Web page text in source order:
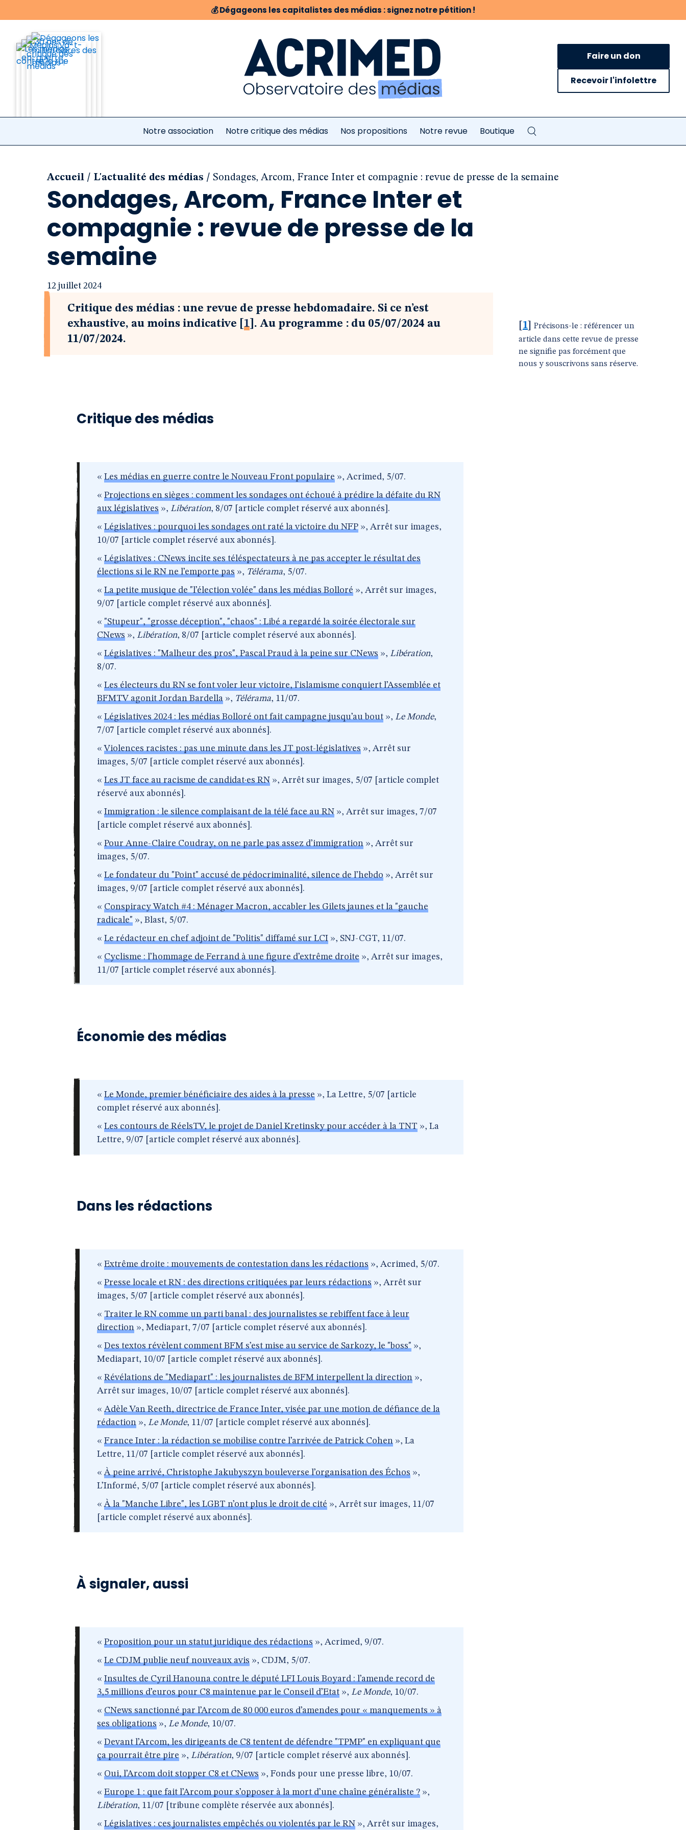
💰Dégageons les capitalistes des médias : signez notre pétition !
Faire un don
Recevoir l'infolettre
Notre association Notre critique des médias Nos propositions Notre revue Boutique
Accueil / L'actualité des médias / Sondages, Arcom, France Inter et compagnie : revue de presse de la semaine
Sondages, Arcom, France Inter et
compagnie : revue de presse de la
semaine
12 juillet 2024
Critique des médias : une revue de presse hebdomadaire. Si ce n’est
exhaustive, au moins indicative
1 . Au programme : du 05/07/2024 au
11/07/2024.
Critique des médias
« Les médias en guerre contre le Nouveau Front populaire », Acrimed, 5/07.
« Projections en sièges : comment les sondages ont échoué à prédire la défaite du RN
aux législatives », Libération, 8/07 [article complet réservé aux abonnés].
« Législatives : pourquoi les sondages ont raté la victoire du NFP », Arrêt sur images,
10/07 [article complet réservé aux abonnés].
« Législatives : CNews incite ses téléspectateurs à ne pas accepter le résultat des
élections si le RN ne l’emporte pas », Télérama, 5/07.
« La petite musique de "l’élection volée" dans les médias Bolloré », Arrêt sur images,
9/07 [article complet réservé aux abonnés].
« "Stupeur", "grosse déception", "chaos" : Libé a regardé la soirée électorale sur
CNews », Libération, 8/07 [article complet réservé aux abonnés].
« Législatives : "Malheur des pros", Pascal Praud à la peine sur CNews », Libération,
8/07.
« Les électeurs du RN se font voler leur victoire, l’islamisme conquiert l’Assemblée et
BFMTV agonit Jordan Bardella », Télérama, 11/07.
« Législatives 2024 : les médias Bolloré ont fait campagne jusqu’au bout », Le Monde,
7/07 [article complet réservé aux abonnés].
«Violences racistes : pas une minute dans les JT post-législatives », Arrêt sur
images, 5/07 [article complet réservé aux abonnés].
« Les JT face au racisme de candidat·es RN », Arrêt sur images, 5/07 [article complet
réservé aux abonnés].
« Immigration : le silence complaisant de la télé face au RN », Arrêt sur images, 7/07
[article complet réservé aux abonnés].
« Pour Anne-Claire Coudray, on ne parle pas assez d’immigration », Arrêt sur
images, 5/07.
« Le fondateur du "Point" accusé de pédocriminalité, silence de l’hebdo », Arrêt sur
images, 9/07 [article complet réservé aux abonnés].
« Conspiracy Watch #4 : Ménager Macron, accabler les Gilets jaunes et la "gauche
radicale" », Blast, 5/07.
« Le rédacteur en chef adjoint de "Politis" diffamé sur LCI », SNJ-CGT, 11/07.
« Cyclisme : l’hommage de Ferrand à une figure d’extrême droite », Arrêt sur images,
11/07 [article complet réservé aux abonnés].
Économie des médias
« Le Monde, premier bénéficiaire des aides à la presse », La Lettre, 5/07 [article
complet réservé aux abonnés].
« Les contours de RéelsTV, le projet de Daniel Kretinsky pour accéder à la TNT », La
Lettre, 9/07 [article complet réservé aux abonnés].
Dans les rédactions
« Extrême droite : mouvements de contestation dans les rédactions », Acrimed, 5/07.
« Presse locale et RN : des directions critiquées par leurs rédactions », Arrêt sur
images, 5/07 [article complet réservé aux abonnés].
« Traiter le RN comme un parti banal : des journalistes se rebiffent face à leur
direction », Mediapart, 7/07 [article complet réservé aux abonnés].
« Des textos révèlent comment BFM s’est mise au service de Sarkozy, le "boss" »,
Mediapart, 10/07 [article complet réservé aux abonnés].
« Révélations de "Mediapart" : les journalistes de BFM interpellent la direction »,
Arrêt sur images, 10/07 [article complet réservé aux abonnés].
« Adèle Van Reeth, directrice de France Inter, visée par une motion de défiance de la
rédaction », Le Monde, 11/07 [article complet réservé aux abonnés].
« France Inter : la rédaction se mobilise contre l’arrivée de Patrick Cohen », La
Lettre, 11/07 [article complet réservé aux abonnés].
«À peine arrivé, Christophe Jakubyszyn bouleverse l’organisation des Échos »,
L’Informé, 5/07 [article complet réservé aux abonnés].
«À la "Manche Libre", les LGBT n’ont plus le droit de cité », Arrêt sur images, 11/07
[article complet réservé aux abonnés].
À signaler, aussi
« Proposition pour un statut juridique des rédactions », Acrimed, 9/07.
« Le CDJM publie neuf nouveaux avis », CDJM, 5/07.
« Insultes de Cyril Hanouna contre le député LFI Louis Boyard : l’amende record de
3,5 millions d’euros pour C8 maintenue par le Conseil d’Etat », Le Monde, 10/07.
« CNews sanctionné par l’Arcom de 80 000 euros d’amendes pour « manquements » à
ses obligations », Le Monde, 10/07.
« Devant l’Arcom, les dirigeants de C8 tentent de défendre "TPMP" en expliquant que
ça pourrait être pire », Libération, 9/07 [article complet réservé aux abonnés].
« Oui, l’Arcom doit stopper C8 et CNews », Fonds pour une presse libre, 10/07.
« Europe 1 : que fait l’Arcom pour s’opposer à la mort d’une chaîne généraliste ? »,
Libération, 11/07 [tribune complète réservée aux abonnés].
« Législatives : ces journalistes empêchés ou violentés par le RN », Arrêt sur images,
1
Précisons-le : référencer un
article dans cette revue de presse
ne signifie pas forcément que
nous y souscrivons sans réserve.